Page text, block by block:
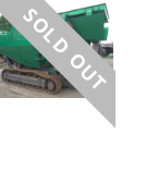
SOLD OUT